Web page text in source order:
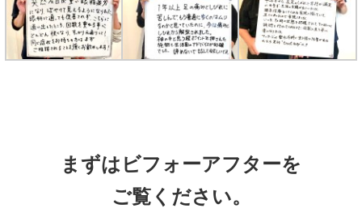
まずはビフォーアフターを
ご覧ください。